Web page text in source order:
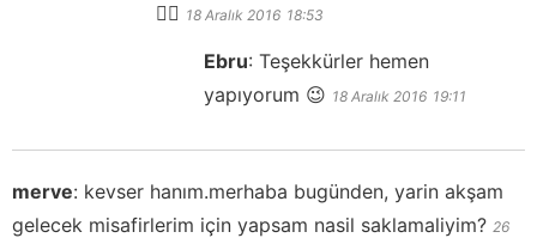
👍🏻 18 Aralık 2016 18:53
Ebru: Teşekkürler hemen
yapıyorum 😉 18 Aralık 2016 19:11
merve: kevser hanım.merhaba bugünden, yarin akşam
gelecek misafirlerim için yapsam nasil saklamaliyim? 26